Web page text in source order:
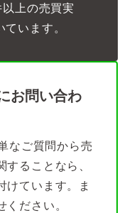
上の売買実
います。
お問い合わ
なご質問から売
ることなら、
けています。ま
ださい。